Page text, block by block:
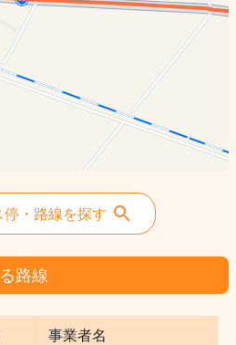
・路線を探す
路線
事業者名